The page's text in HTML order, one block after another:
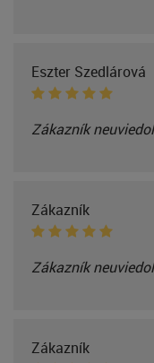
Eszter Szedlárová
Zákazník
Zákazník
Zákazník
Zákazník